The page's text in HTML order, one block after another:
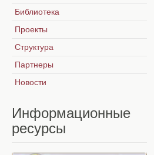
Библиотека
Проекты
Структура
Партнеры
Новости
Информационные
ресурсы